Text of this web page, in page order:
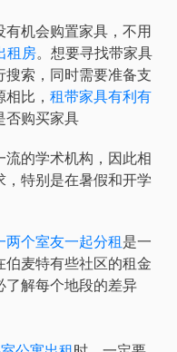
机会购置家具，不用
租房。想要寻找带家具
索，同时需要准备支
比， 租带家具有利有
否购买家具
的学术机构，因此相
，特别是在暑假和开学
两个室友一起分租是一
伯麦特有些社区的租金
了解每个地段的差异